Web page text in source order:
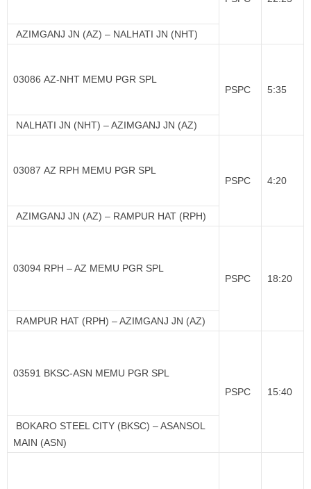
AZIMGANJ JN (AZ) – NALHATI JN (NHT)
03086 AZ-NHT MEMU PGR SPL
PSPC
5:35
NALHATI JN (NHT) – AZIMGANJ JN (AZ)
03087 AZ RPH MEMU PGR SPL
PSPC
4:20
AZIMGANJ JN (AZ) – RAMPUR HAT (RPH)
03094 RPH – AZ MEMU PGR SPL
PSPC
18:20
RAMPUR HAT (RPH) – AZIMGANJ JN (AZ)
03591 BKSC-ASN MEMU PGR SPL
PSPC
15:40
BOKARO STEEL CITY (BKSC) – ASANSOL
MAIN (ASN)